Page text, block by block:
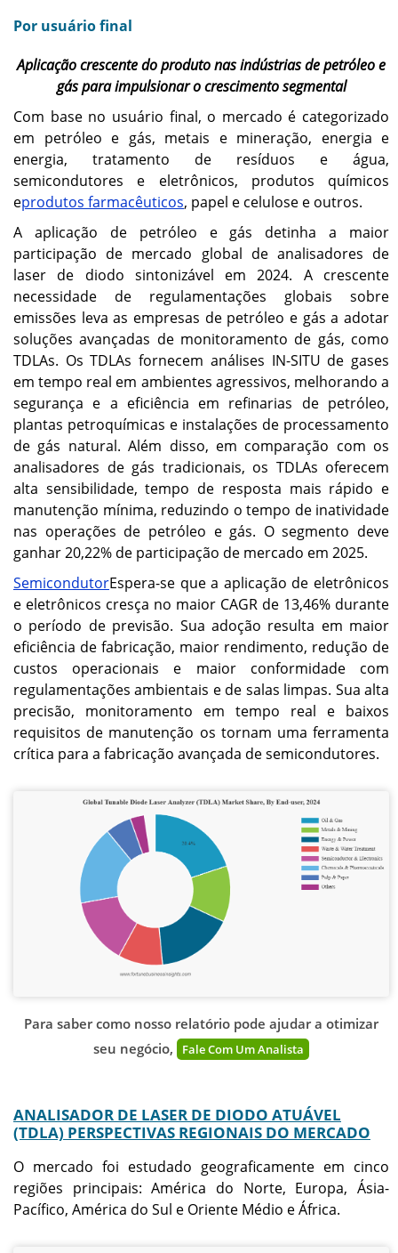
Por usuário final
Aplicação crescente do produto nas indústrias de petróleo e
gás para impulsionar o crescimento segmental
Com base no usuário final, o mercado é categorizado
em petróleo e gás, metais e mineração, energia e
energia, tratamento de resíduos e água,
semicondutores e eletrônicos, produtos químicos
eprodutos farmacêuticos, papel e celulose e outros.
A aplicação de petróleo e gás detinha a maior
participação de mercado global de analisadores de
laser de diodo sintonizável em 2024. A crescente
necessidade de regulamentações globais sobre
emissões leva as empresas de petróleo e gás a adotar
soluções avançadas de monitoramento de gás, como
TDLAs. Os TDLAs fornecem análises IN-SITU de gases
em tempo real em ambientes agressivos, melhorando a
segurança e a eficiência em refinarias de petróleo,
plantas petroquímicas e instalações de processamento
de gás natural. Além disso, em comparação com os
analisadores de gás tradicionais, os TDLAs oferecem
alta sensibilidade, tempo de resposta mais rápido e
manutenção mínima, reduzindo o tempo de inatividade
nas operações de petróleo e gás. O segmento deve
ganhar 20,22% de participação de mercado em 2025.
SemicondutorEspera-se que a aplicação de eletrônicos
e eletrônicos cresça no maior CAGR de 13,46% durante
o período de previsão. Sua adoção resulta em maior
eficiência de fabricação, maior rendimento, redução de
custos operacionais e maior conformidade com
regulamentações ambientais e de salas limpas. Sua alta
precisão, monitoramento em tempo real e baixos
requisitos de manutenção os tornam uma ferramenta
crítica para a fabricação avançada de semicondutores.
Para saber como nosso relatório pode ajudar a otimizar
seu negócio,
Fale Com Um Analista
ANALISADOR DE LASER DE DIODO ATUÁVEL
(TDLA) PERSPECTIVAS REGIONAIS DO MERCADO
O mercado foi estudado geograficamente em cinco
regiões principais: América do Norte, Europa, Ásia-
Pacífico, América do Sul e Oriente Médio e África.